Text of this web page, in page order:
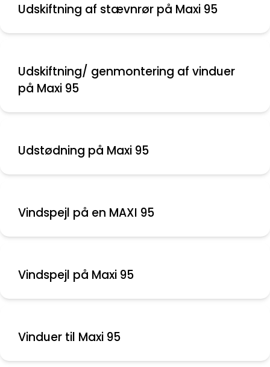
Udskiftning af stævnrør på Maxi 95
Udskiftning/ genmontering af vinduer
på Maxi 95
Udstødning på Maxi 95
Vindspejl på en MAXI 95
Vinduer til Maxi 95